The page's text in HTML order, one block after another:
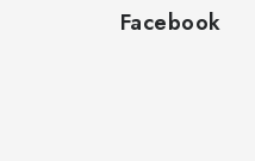
Facebook